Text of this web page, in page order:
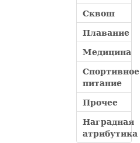
Сквош
Плавание
Медицина
Спортивное
питание
Прочее
Наградная
атрибутика